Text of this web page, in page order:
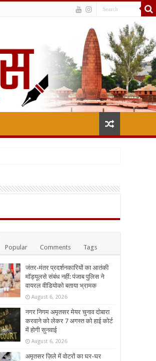
Popular Comments Tags
जंतर-मंतर प्रदर्शनकारियों का आतंकी
मॉड्यूलसे संबंध नहीं: पंजाब पुलिस ने
वायरल वीडियोको बताया भ्रामक
August 6, 2026
नगर निगम अमृतसर मेयर चुनाव दोबारा
करवाने को लेकर 7 अगस्त को हाई कोर्ट
में होगी सुनवाई
August 6, 2026
अमृतसर ज़िले में वोटरों का घर-घर